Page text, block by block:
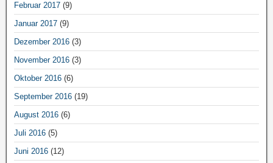
Februar 2017 (9)
Januar 2017 (9)
Dezember 2016 (3)
November 2016 (3)
Oktober 2016 (6)
September 2016 (19)
August 2016 (6)
Juli 2016 (5)
Juni 2016 (12)